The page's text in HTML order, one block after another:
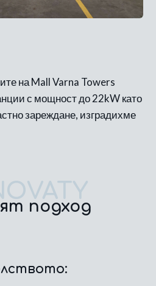
на Mall Varna Towers
с мощност до 22kW като
зареждане, изградихме
подход